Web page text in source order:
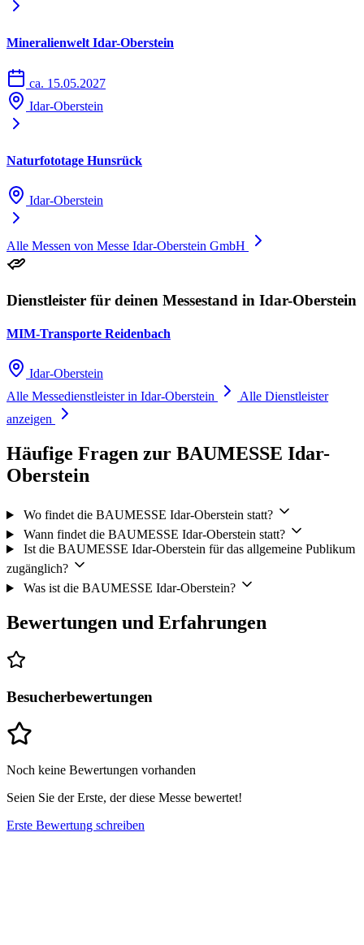
Mineralienwelt Idar-Oberstein
ca. 15.05.2027
Idar-Oberstein
Naturfototage Hunsrück
Idar-Oberstein
Alle Messen von Messe Idar-Oberstein GmbH
Dienstleister für deinen Messestand in Idar-Oberstein
MIM-Transporte Reidenbach
Idar-Oberstein
Alle Messedienstleister in Idar-Oberstein
Alle Dienstleister
anzeigen
Häufige Fragen zur BAUMESSE Idar-
Oberstein
Wo findet die BAUMESSE Idar-Oberstein statt?
Wann findet die BAUMESSE Idar-Oberstein statt?
Ist die BAUMESSE Idar-Oberstein für das allgemeine Publikum
zugänglich?
Was ist die BAUMESSE Idar-Oberstein?
Bewertungen und Erfahrungen
Besucherbewertungen
Noch keine Bewertungen vorhanden
Seien Sie der Erste, der diese Messe bewertet!
Erste Bewertung schreiben